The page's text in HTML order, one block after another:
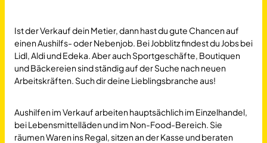
Ist der Verkauf dein Metier, dann hast du gute Chancen auf
einen Aushilfs- oder Nebenjob. Bei Jobblitz findest du Jobs bei
Lidl, Aldi und Edeka. Aber auch Sportgeschäfte, Boutiquen
und Bäckereien sind ständig auf der Suche nach neuen
Arbeitskräften. Such dir deine Lieblingsbranche aus!
Aushilfen im Verkauf arbeiten hauptsächlich im Einzelhandel,
bei Lebensmittelläden und im Non-Food-Bereich. Sie
räumen Waren ins Regal, sitzen an der Kasse und beraten